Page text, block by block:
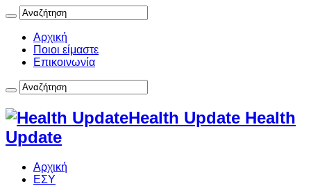
Αρχική
Ποιοι είμαστε
Επικοινωνία
Health Update Health
Update
Αρχική
ΕΣΥ